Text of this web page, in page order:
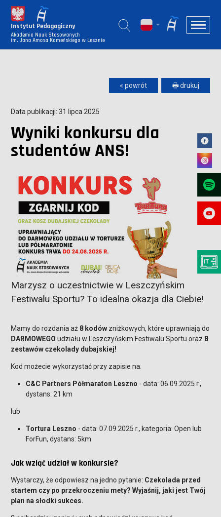
Instytut Pedagogiczny
Akademia Nauk Stosowanych
im. Jana Amosa Komeńskiego w Lesznie
« powrót 🖶 drukuj
Data publikacji: 31 lipca 2025
Wyniki konkursu dla
studentów ANS!
Marzysz o uczestnictwie w Leszczyńskim
Festiwalu Sportu? To idealna okazja dla Ciebie!
Mamy do rozdania aż 8 kodów zniżkowych, które uprawniają do
DARMOWEGO udziału w Leszczyńskim Festiwalu Sportu oraz 8
zestawów czekolady dubajskiej!
Kod możecie wykorzystać przy zapisie na:
C&C Partners Półmaraton Leszno - data: 06.09.2025 r.,
dystans: 21 km
lub
Tortura Leszno - data: 07.09.2025 r., kategoria: Open lub
ForFun, dystans: 5km
Jak wziąć udział w konkursie?
Wystarczy, że odpowiesz na jedno pytanie: Czekolada przed
startem czy po przekroczeniu mety? Wyjaśnij, jaki jest Twój
plan na słodki sukces.